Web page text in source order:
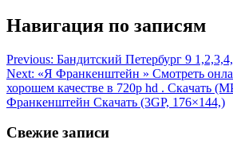
Навигация по записям
Previous: Бандитский Петербург 9
Next: «Я Франкенштейн » Смотреть
хорошем качестве в 720p hd . Скaчaть
Франкенштейн Скaчaть (3GP, 176×144,)
Свежие записи